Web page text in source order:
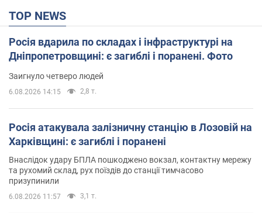
TOP NEWS
Росія вдарила по складах і інфраструктурі на
Дніпропетровщині: є загиблі і поранені. Фото
Заигнуло четверо людей
6.08.2026 14:15 2,8 т.
Росія атакувала залізничну станцію в Лозовій на
Харківщині: є загиблі і поранені
Внаслідок удару БПЛА пошкоджено вокзал, контактну мережу
та рухомий склад, рух поїздів до станції тимчасово
призупинили
6.08.2026 11:57 3,1 т.